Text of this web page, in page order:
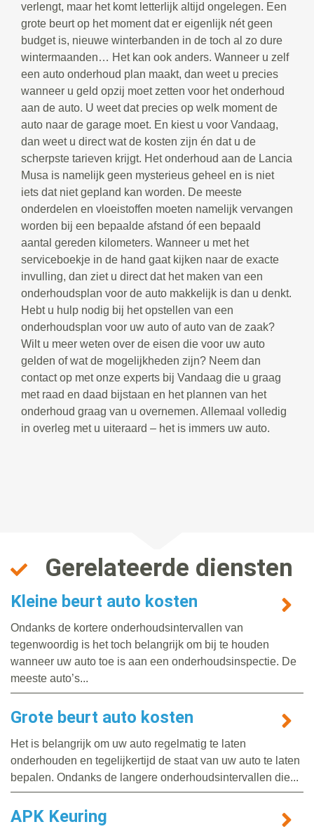
verlengt, maar het komt letterlijk altijd ongelegen. Een
grote beurt op het moment dat er eigenlijk nét geen
budget is, nieuwe winterbanden in de toch al zo dure
wintermaanden… Het kan ook anders. Wanneer u zelf
een auto onderhoud plan maakt, dan weet u precies
wanneer u geld opzij moet zetten voor het onderhoud
aan de auto. U weet dat precies op welk moment de
auto naar de garage moet. En kiest u voor Vandaag,
dan weet u direct wat de kosten zijn én dat u de
scherpste tarieven krijgt. Het onderhoud aan de Lancia
Musa is namelijk geen mysterieus geheel en is niet
iets dat niet gepland kan worden. De meeste
onderdelen en vloeistoffen moeten namelijk vervangen
worden bij een bepaalde afstand óf een bepaald
aantal gereden kilometers. Wanneer u met het
serviceboekje in de hand gaat kijken naar de exacte
invulling, dan ziet u direct dat het maken van een
onderhoudsplan voor de auto makkelijk is dan u denkt.
Hebt u hulp nodig bij het opstellen van een
onderhoudsplan voor uw auto of auto van de zaak?
Wilt u meer weten over de eisen die voor uw auto
gelden of wat de mogelijkheden zijn? Neem dan
contact op met onze experts bij Vandaag die u graag
met raad en daad bijstaan en het plannen van het
onderhoud graag van u overnemen. Allemaal volledig
in overleg met u uiteraard – het is immers uw auto.
Gerelateerde diensten
Kleine beurt auto kosten
Ondanks de kortere onderhoudsintervallen van
tegenwoordig is het toch belangrijk om bij te houden
wanneer uw auto toe is aan een onderhoudsinspectie. De
meeste auto’s...
Grote beurt auto kosten
Het is belangrijk om uw auto regelmatig te laten
onderhouden en tegelijkertijd de staat van uw auto te laten
bepalen. Ondanks de langere onderhoudsintervallen die...
APK Keuring